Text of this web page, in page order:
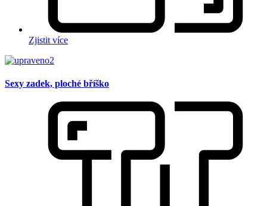
Zjistit více
Sexy zadek, ploché bříško